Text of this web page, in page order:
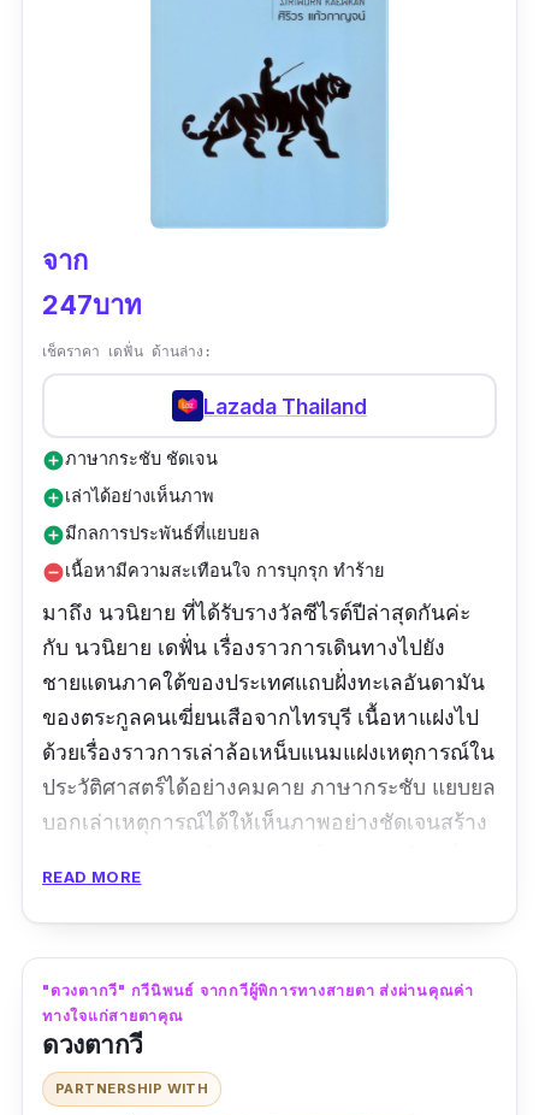
จาก
247บาท
เช็คราคา เดฟั่น ด้านล่าง:
Lazada Thailand
add_circleภาษากระชับ ชัดเจน
add_circleเล่าได้อย่างเห็นภาพ
add_circleมีกลการประพันธ์ที่แยบยล
remove_circleเนื้อหามีความสะเทือนใจ การบุกรุก ทำร้าย
มาถึง นวนิยาย ที่ได้รับรางวัลซีไรต์ปีล่าสุดกันค่ะ
กับ นวนิยาย เดฟั่น เรื่องราวการเดินทางไปยัง
ชายแดนภาคใต้ของประเทศแถบฝั่งทะเลอันดามัน
ของตระกูลคนเฆี่ยนเสือจากไทรบุรี เนื้อหาแฝงไป
ด้วยเรื่องราวการเล่าล้อเหน็บแนมแฝงเหตุการณ์ใน
ประวัติศาสตร์ได้อย่างคมคาย ภาษากระชับ แยบยล
บอกเล่าเหตุการณ์ได้ให้เห็นภาพอย่างชัดเจนสร้าง
สนใจหรือชื่นชอบนวนิยายอิงประวัติศาสตร์เล่มนี้
ขอแนะนำเลยค่ะ
ข้อมูลเฉพาะ
ประเภท :
ผู้แต่ง :ศิริวร แก้วกาญจน์
READ MORE
"ดวงตากวี" กวีนิพนธ์ จากกวีผู้พิการทางสายตา ส่งผ่านคุณค่า
ทางใจแก่สายตาคุณ
ดวงตากวี
PARTNERSHIP WITH